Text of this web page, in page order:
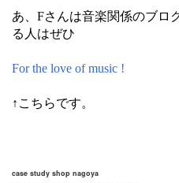
あ、Fさんは音楽関係のブロ
る人はぜひ
For the love of music !
↑こちらです。
case study shop nagoya